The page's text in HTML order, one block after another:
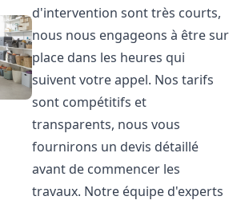
d'intervention sont très courts,
nous nous engageons à être sur
place dans les heures qui
suivent votre appel. Nos tarifs
sont compétitifs et
transparents, nous vous
fournirons un devis détaillé
avant de commencer les
travaux. Notre équipe d'experts